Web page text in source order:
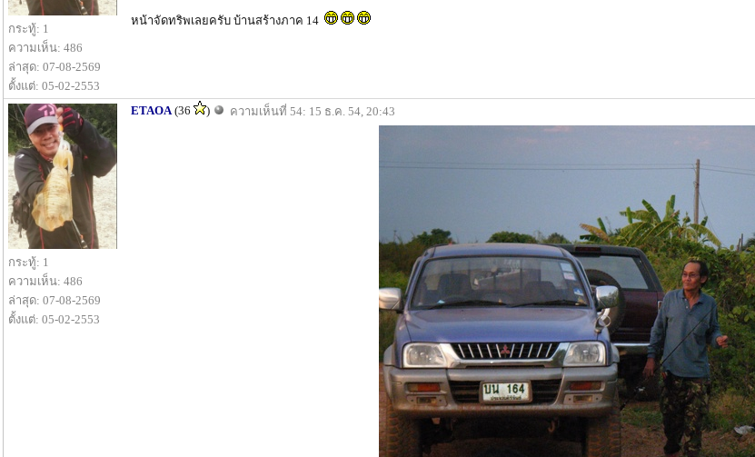
กระทู้: 1
ความเห็น: 486
ล่าสุด: 07-08-2569
ตั้งแต่: 05-02-2553
หน้าจัดทริพเลยครับ บ้านสร้างภาค 14
กระทู้: 1
ความเห็น: 486
ล่าสุด: 07-08-2569
ตั้งแต่: 05-02-2553
ETAOA (36 ) ความเห็นที่ 54: 15 ธ.ค. 54, 20:43